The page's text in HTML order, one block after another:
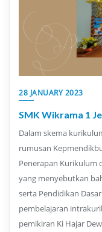
28 JANUARY 2023
SMK Wikrama 1
Dalam skema
rumusan
Penerapan Kurikulum
yang menyebutkan
serta Pendidikan
pembelajaran
pemikiran Ki Hajar